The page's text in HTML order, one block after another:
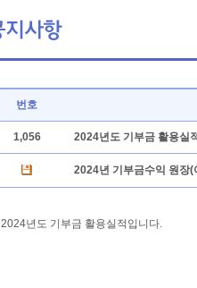
번호
1,056 2024년도 기부금 활용실
2024년 기부금수익 원장(
2024년도 기부금 활용실적입니다.